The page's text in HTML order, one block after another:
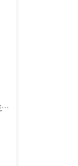
中古 ホームシアターセット,サウンドバー